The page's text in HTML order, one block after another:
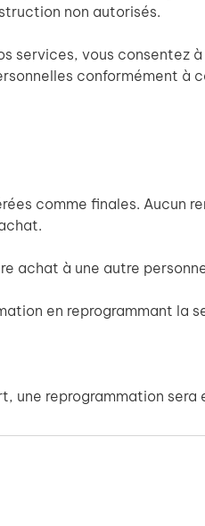
non autorisés.
services, vous consentez
conformément à
comme finales. Aucun
achat à une autre
en reprogrammant la
une reprogrammation sera